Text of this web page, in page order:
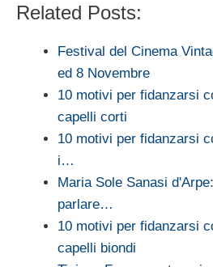
Related Posts:
Festival del Cinema
ed 8 Novembre
10 motivi per fidanzarsi
capelli corti
10 motivi per fidanzarsi
i…
Maria Sole Sanasi
parlare…
10 motivi per fidanzarsi
capelli biondi